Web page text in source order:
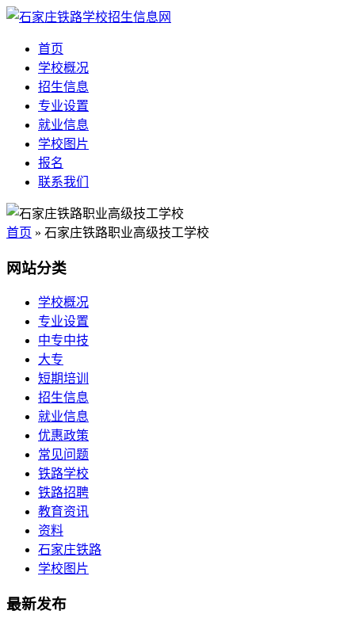
首页
学校概况
招生信息
专业设置
就业信息
学校图片
报名
联系我们
首页 » 石家庄铁路职业高级技工学校
网站分类
学校概况
专业设置
中专中技
大专
短期培训
招生信息
就业信息
优惠政策
常见问题
铁路学校
铁路招聘
教育资讯
资料
石家庄铁路
学校图片
最新发布